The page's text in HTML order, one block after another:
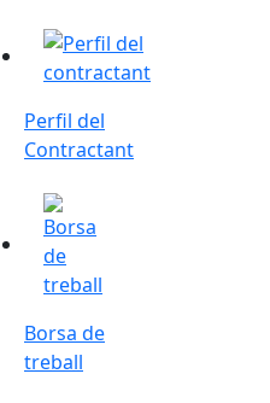
Perfil del Contractant
Perfil del
Contractant
Borsa de treball
Borsa de
treball